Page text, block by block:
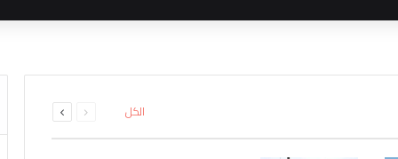
في سوريا رغم تراجع
من مهجري سري كانيه إلى
المدعومة من تركيا لتقليص
“تعزيز التضامن الوطني
سراح الزعيمين الكرديين
الكل الصفحةالصفحة